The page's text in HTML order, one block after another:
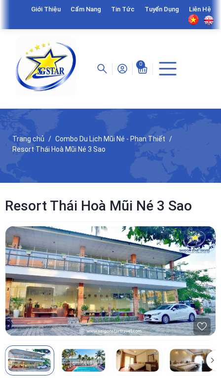
Giới Thiệu Cẩm Nang Tin Tức Tuyển Dụng Liên Hệ
0
Trang chủ
Combo Du Lịch Mũi Né - Phan Thiết
Resort Thái Hoà Mũi Né 3 Sao
Resort Thái Hoà Mũi Né 3 Sao